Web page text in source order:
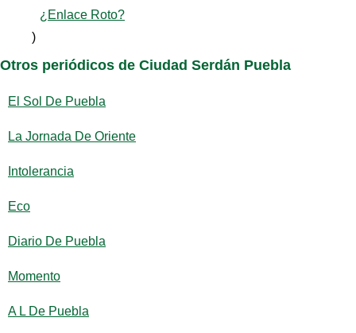
¿Enlace Roto?
)
Otros periódicos de Ciudad Serdán Puebla
El Sol De Puebla
La Jornada De Oriente
Intolerancia
Eco
Diario De Puebla
Momento
A L De Puebla